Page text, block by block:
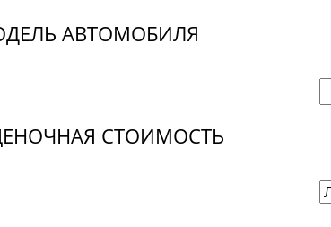
АВТОМОБИЛЯ
СТОИМОСТЬ